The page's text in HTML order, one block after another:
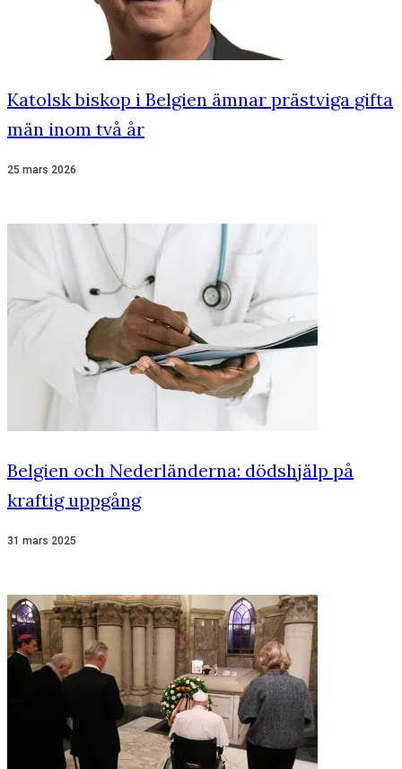
Katolsk biskop i Belgien ämnar prästviga gifta
män inom två år
25 mars 2026
Belgien och Nederländerna: dödshjälp på
kraftig uppgång
31 mars 2025